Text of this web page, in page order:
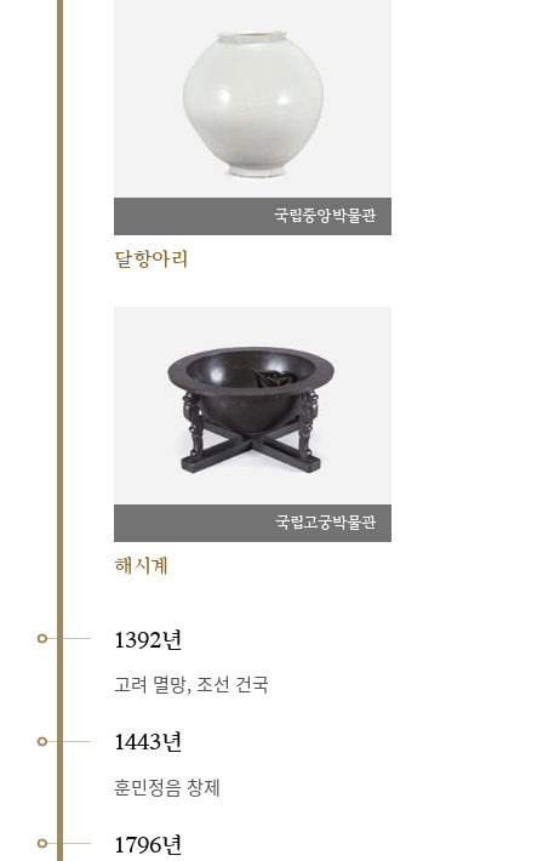
국립중앙박물관
달항아리
국립고궁박물관
해시계
1392년
고려 멸망, 조선 건국
1443년
훈민정음 창제
1796년